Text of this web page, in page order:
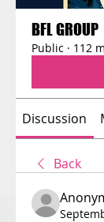
BFL GROUP
Public · 112
Discussion
Back